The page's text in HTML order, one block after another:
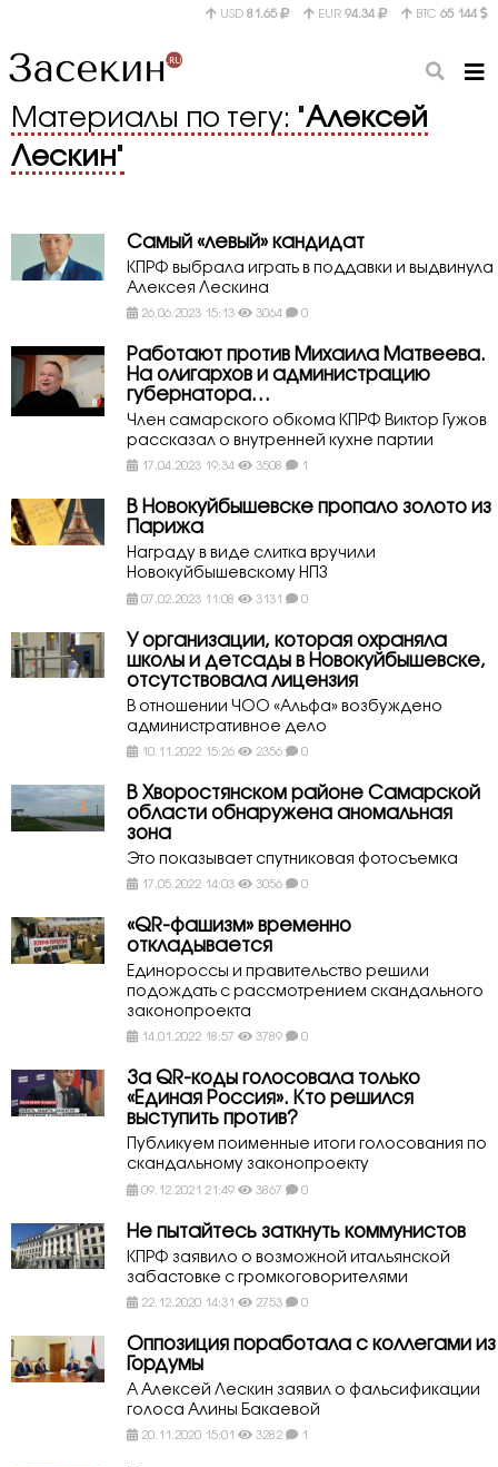
USD 81.65 EUR 94.34 BTC 65 144
Материалы по тегу: "Алексей
Лескин"
Самый «левый» кандидат
КПРФ выбрала играть в поддавки и выдвинула
Алексея Лескина
26.06.2023 15:13 3064 0
Работают против Михаила Матвеева.
На олигархов и администрацию
губернатора…
Член самарского обкома КПРФ Виктор Гужов
рассказал о внутренней кухне партии
17.04.2023 19:34 3508 1
В Новокуйбышевске пропало золото из
Парижа
Награду в виде слитка вручили
Новокуйбышевскому НПЗ
07.02.2023 11:08 3131 0
У организации, которая охраняла
школы и детсады в Новокуйбышевске,
отсутствовала лицензия
В отношении ЧОО «Альфа» возбуждено
административное дело
10.11.2022 15:26 2356 0
В Хворостянском районе Самарской
области обнаружена аномальная
зона
Это показывает спутниковая фотосъемка
17.05.2022 14:03 3056 0
«QR-фашизм» временно
откладывается
Единороссы и правительство решили
подождать с рассмотрением скандального
законопроекта
14.01.2022 18:57 3789 0
За QR-коды голосовала только
«Единая Россия». Кто решился
выступить против?
Публикуем поименные итоги голосования по
скандальному законопроекту
09.12.2021 21:49 3867 0
Не пытайтесь заткнуть коммунистов
КПРФ заявило о возможной итальянской
забастовке с громкоговорителями
22.12.2020 14:31 2753 0
Оппозиция поработала с коллегами из
Гордумы
А Алексей Лескин заявил о фальсификации
голоса Алины Бакаевой
20.11.2020 15:01 3282 1